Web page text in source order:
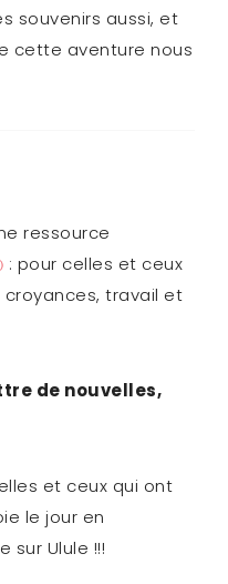
souvenirs aussi, et
cette aventure nous
ressource
: pour celles et ceux
travail et
de nouvelles,
et ceux qui ont
le jour en
Ulule !!!